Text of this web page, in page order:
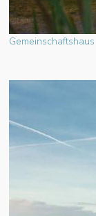
Gemeinschaftshaus